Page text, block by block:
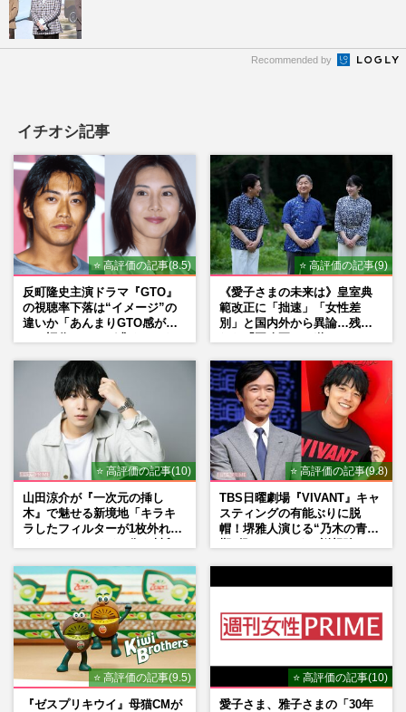
Recommended by
イチオシ記事
⭐ 高評価の記事(8.5)
反町隆史主演ドラマ『GTO』
の視聴率下落は“イメージ”の
違いか「あんまりGTO感がな
⭐ 高評価の記事(9)
《愛子さまの未来は》皇室典
範改正に「拙速」「女性差
別」と国内外から異論…残さ
⭐ 高評価の記事(10)
山田涼介が『一次元の挿し
木』で魅せる新境地「キラキ
ラしたフィルターが1枚外れて
⭐ 高評価の記事(9.8)
TBS日曜劇場『VIVANT』キャ
スティングの有能ぶりに脱
帽！堺雅人演じる“乃木の青年
⭐ 高評価の記事(9.5)
『ゼスプリキウイ』母猫CMが
⭐ 高評価の記事(10)
愛子さま、雅子さまの「30年